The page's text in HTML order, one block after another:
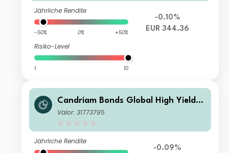
Jährliche Rendite
-50% 0% +50%
Risiko-Level
1 10
-0.10%
EUR 344.36
Candriam Bonds Global High Yield C
lass R(Q)-H GBP Dis
Valor: 31773795
Jährliche Rendite
-0.09%